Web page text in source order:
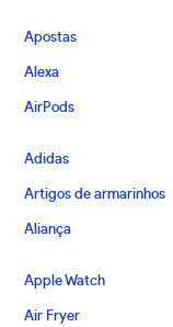
Apostas
Alexa
AirPods
Adidas
Artigos de armarinhos
Aliança
Apple Watch
Air Fryer